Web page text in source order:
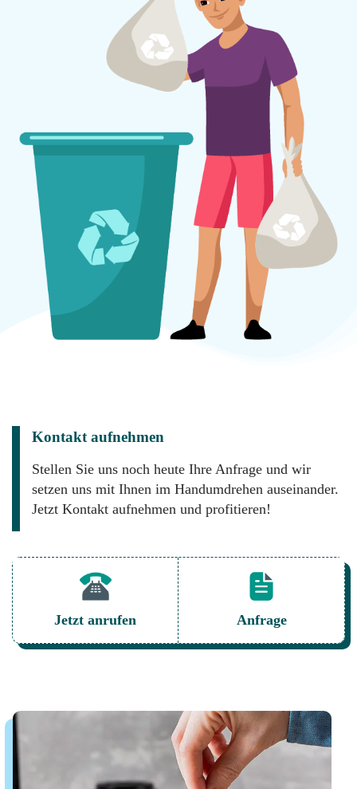
Kontakt aufnehmen
Stellen Sie uns noch heute Ihre Anfrage und wir
setzen uns mit Ihnen im Handumdrehen auseinander.
Jetzt Kontakt aufnehmen und profitieren!
Jetzt anrufen Anfrage